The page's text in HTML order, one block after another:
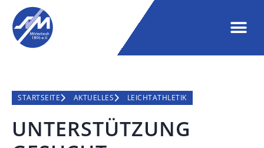
STARTSEITE AKTUELLES LEICHTATHLETIK
UNTERSTÜTZUNG